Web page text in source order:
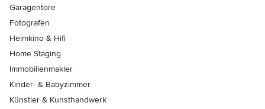
Garagentore
Fotografen
Heimkino & Hifi
Home Staging
Immobilienmakler
Kinder- & Babyzimmer
Künstler & Kunsthandwerk